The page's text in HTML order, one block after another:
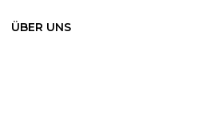
ÜBER UNS